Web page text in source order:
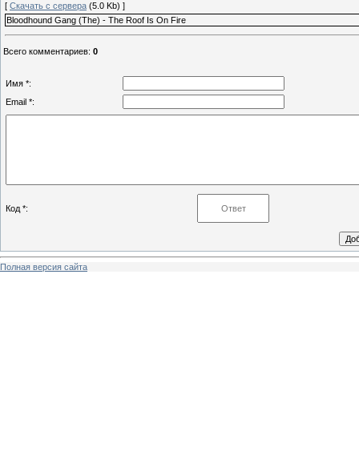
[ Скачать с сервера (5.0 Kb) ]
Bloodhound Gang (The) - The Roof Is On Fire
Всего комментариев: 0
Имя *:
Email *:
Код *:
Полная версия сайта